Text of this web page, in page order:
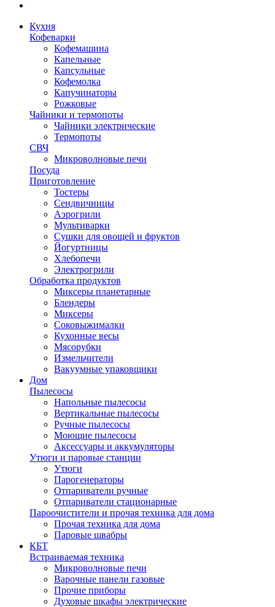
Кухня
Кофеварки
Кофемашина
Капельные
Капсульные
Кофемолка
Капучинаторы
Рожковые
Чайники и термопоты
Чайники электрические
Термопоты
СВЧ
Микроволновые печи
Посуда
Приготовление
Тостеры
Сендвичницы
Аэрогрили
Мультиварки
Сушки для овощей и фруктов
Йогуртницы
Хлебопечи
Электрогрили
Обработка продуктов
Миксеры планетарные
Блендеры
Миксеры
Соковыжималки
Кухонные весы
Мясорубки
Измельчители
Вакуумные упаковщики
Дом
Пылесосы
Напольные пылесосы
Вертикальные пылесосы
Ручные пылесосы
Моющие пылесосы
Аксессуары и аккумуляторы
Утюги и паровые станции
Утюги
Парогенераторы
Отпариватели ручные
Отпариватели стационарные
Пароочистители и прочая техника для дома
Прочая техника для дома
Паровые швабры
КБТ
Встраиваемая техника
Микроволновые печи
Варочные панели газовые
Прочие приборы
Духовые шкафы электрические